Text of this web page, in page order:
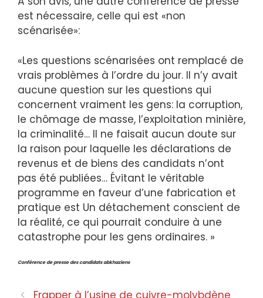
est nécessaire, celle qui est «non
scénarisée»:
«Les questions scénarisées ont remplacé de
vrais problèmes à l’ordre du jour. Il n’y avait
aucune question sur les questions qui
concernent vraiment les gens: la corruption,
le chômage de masse, l’exploitation minière,
la criminalité… Il ne faisait aucun doute sur
la raison pour laquelle les déclarations de
revenus et de biens des candidats n’ont
pas été publiées… Évitant le véritable
programme en faveur d’une fabrication et
pratique est Un détachement conscient de
la réalité, ce qui pourrait conduire à une
catastrophe pour les gens ordinaires. »
Conférence de presse des candidats abkhaziens
Frapper à l’usine de cuivre-molybdène